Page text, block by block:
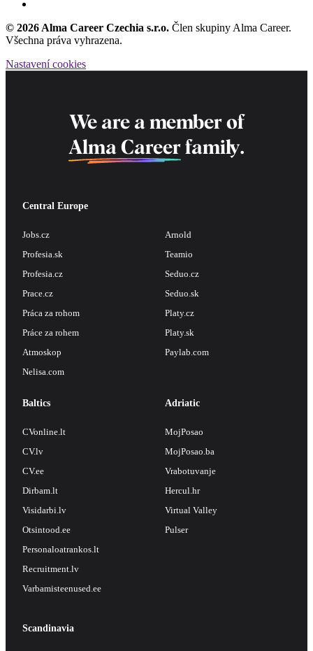
© 2026 Alma Career Czechia s.r.o. Člen skupiny Alma Career.
Všechna práva vyhrazena.
Nastavení cookies
We are a member of
Alma Career family.
Central Europe
Jobs.cz
Profesia.sk
Profesia.cz
Prace.cz
Práca za rohom
Práce za rohem
Atmoskop
Nelisa.com
Arnold
Teamio
Seduo.cz
Seduo.sk
Platy.cz
Platy.sk
Paylab.com
Baltics
CVonline.lt
CV.lv
CV.ee
Dirbam.lt
Visidarbi.lv
Otsintood.ee
Personaloatrankos.lt
Recruitment.lv
Varbamisteenused.ee
Adriatic
MojPosao
MojPosao.ba
Vrabotuvanje
Hercul.hr
Virtual Valley
Pulser
Scandinavia